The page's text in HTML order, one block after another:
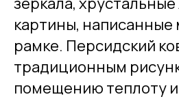
картины, написанные
рамке. Персидский
традиционным
помещению теплоту
Вернуться назад